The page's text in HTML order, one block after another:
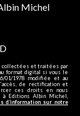
Michel
collectées et traitées par
format digital si vous le
01/1978 modifiée et au
de rectification et
ces droits en nous
Editions Albin Michel,
d’information sur notre